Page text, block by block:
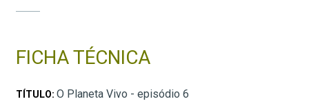
FICHA TÉCNICA
TÍTULO: O Planeta Vivo - episódio 6